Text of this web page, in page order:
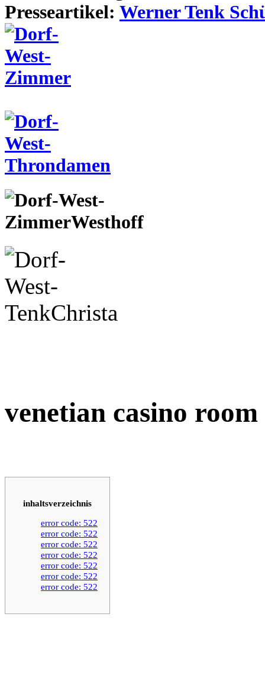
Presseartikel: Werner Tenk
venetian casino room
inhaltsverzeichnis
error code: 522
error code: 522
error code: 522
error code: 522
error code: 522
error code: 522
error code: 522